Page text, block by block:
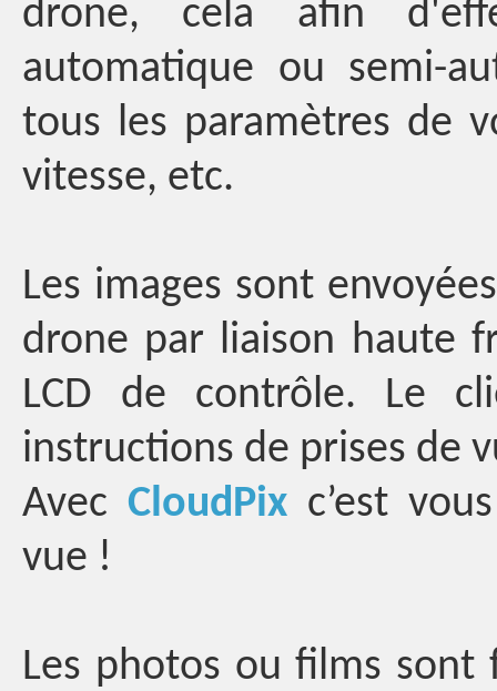
drone, cela afin
automatique ou semi-
tous les paramètres de
vitesse, etc.
Les images sont
drone par liaison haute
LCD de contrôle. Le
instructions de prises de
Avec CloudPix c’est
vue !
Les photos ou films